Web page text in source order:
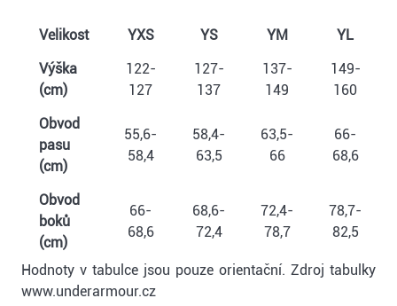
Velikost YXS YS YM
YL
Výška
(cm)
122-
127
127-
137
137-
149
149-
160
Obvod
pasu
(cm)
55,6-
58,4
58,4-
63,5
63,5-
66
66-
68,6
Obvod
boků
(cm)
66-
68,6
68,6-
72,4
72,4-
78,7
78,7-
82,5
Hodnoty v tabulce jsou pouze orientační. Zdroj tabulky
www.underarmour.cz